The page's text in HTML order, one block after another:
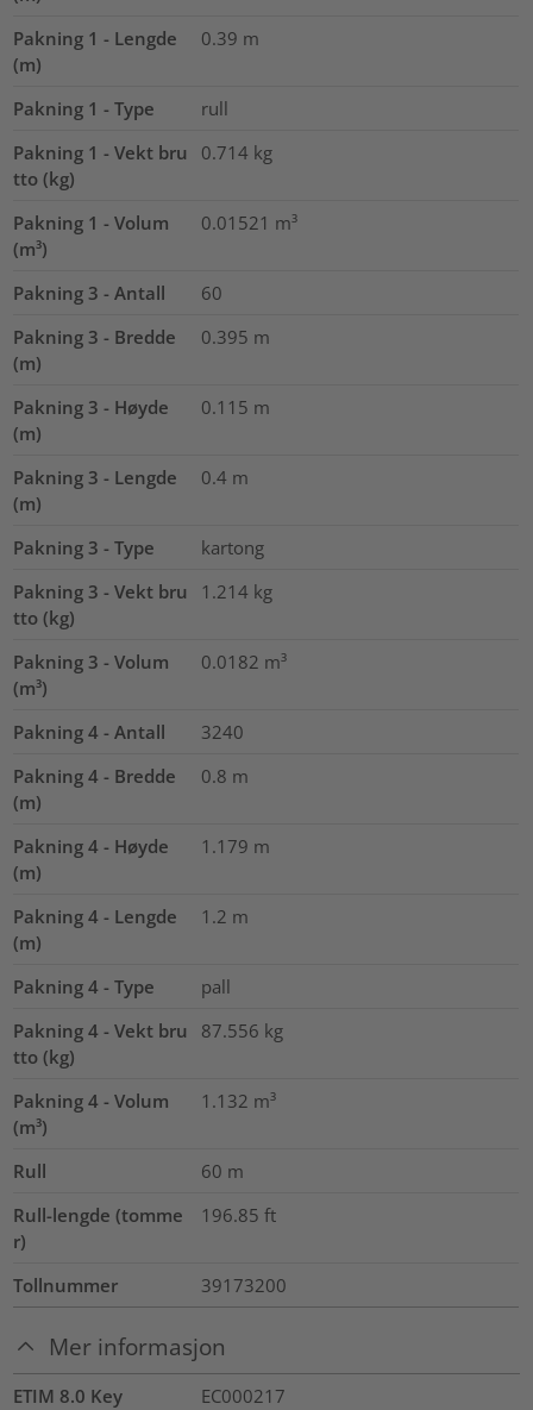
Pakning 1 - Lengde
(m)
0.39 m
Pakning 1 - Type
rull
Pakning 1 - Vekt bru
tto (kg)
0.714 kg
Pakning 1 - Volum
(m³)
0.01521 m³
Pakning 3 - Antall
60
Pakning 3 - Bredde
(m)
0.395 m
Pakning 3 - Høyde
(m)
0.115 m
Pakning 3 - Lengde
(m)
0.4 m
Pakning 3 - Type
kartong
Pakning 3 - Vekt bru
tto (kg)
1.214 kg
Pakning 3 - Volum
(m³)
0.0182 m³
Pakning 4 - Antall
3240
Pakning 4 - Bredde
(m)
0.8 m
Pakning 4 - Høyde
(m)
1.179 m
Pakning 4 - Lengde
(m)
1.2 m
Pakning 4 - Type
pall
Pakning 4 - Vekt bru
tto (kg)
87.556 kg
Pakning 4 - Volum
(m³)
1.132 m³
Rull 60 m
Rull-lengde (tomme
r)
196.85 ft
Tollnummer 39173200
Mer informasjon
ETIM 8.0 Key
EC000217